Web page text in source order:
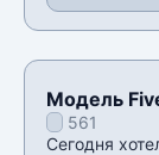
Модель
561
Сегодня